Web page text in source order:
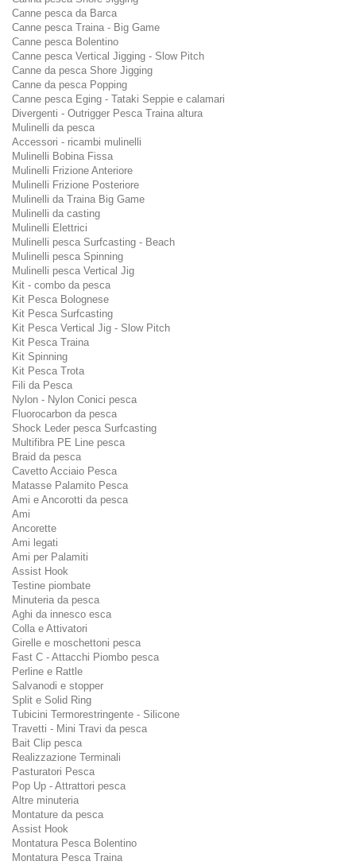
Canne pesca da Barca
Canne pesca Traina - Big Game
Canne pesca Bolentino
Canne pesca Vertical Jigging - Slow Pitch
Canne da pesca Shore Jigging
Canne da pesca Popping
Canne pesca Eging - Tataki Seppie e calamari
Divergenti - Outrigger Pesca Traina altura
Mulinelli da pesca
Accessori - ricambi mulinelli
Mulinelli Bobina Fissa
Mulinelli Frizione Anteriore
Mulinelli Frizione Posteriore
Mulinelli da Traina Big Game
Mulinelli da casting
Mulinelli Elettrici
Mulinelli pesca Surfcasting - Beach
Mulinelli pesca Spinning
Mulinelli pesca Vertical Jig
Kit - combo da pesca
Kit Pesca Bolognese
Kit Pesca Surfcasting
Kit Pesca Vertical Jig - Slow Pitch
Kit Pesca Traina
Kit Spinning
Kit Pesca Trota
Fili da Pesca
Nylon - Nylon Conici pesca
Fluorocarbon da pesca
Shock Leder pesca Surfcasting
Multifibra PE Line pesca
Braid da pesca
Cavetto Acciaio Pesca
Matasse Palamito Pesca
Ami e Ancorotti da pesca
Ami
Ancorette
Ami legati
Ami per Palamiti
Assist Hook
Testine piombate
Minuteria da pesca
Aghi da innesco esca
Colla e Attivatori
Girelle e moschettoni pesca
Fast C - Attacchi Piombo pesca
Perline e Rattle
Salvanodi e stopper
Split e Solid Ring
Tubicini Termorestringente - Silicone
Travetti - Mini Travi da pesca
Bait Clip pesca
Realizzazione Terminali
Pasturatori Pesca
Pop Up - Attrattori pesca
Altre minuteria
Montature da pesca
Assist Hook
Montatura Pesca Bolentino
Montatura Pesca Traina